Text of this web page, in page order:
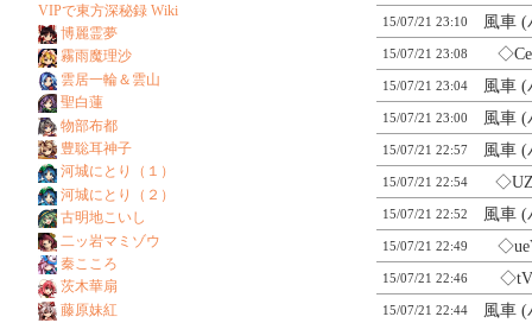
15/07/21 23:10 風車
15/07/21 23:08
15/07/21 23:04 風車
15/07/21 23:00 風車
15/07/21 22:57 風車
15/07/21 22:54
15/07/21 22:52 風車
15/07/21 22:49
15/07/21 22:46
15/07/21 22:44 風車
VIPで東方深秘録 Wiki
博麗霊夢
霧雨魔理沙
雲居一輪＆雲山
聖白蓮
物部布都
豊聡耳神子
河城にとり（１）
河城にとり（２）
古明地こいし
二ッ岩マミゾウ
秦こころ
茨木華扇
藤原妹紅